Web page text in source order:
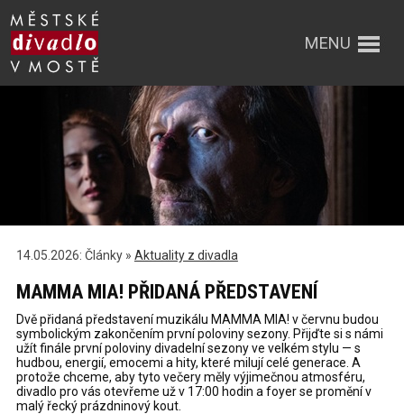
MENU
14.05.2026: Články » Aktuality z divadla
MAMMA MIA! PŘIDANÁ PŘEDSTAVENÍ
Dvě přidaná představení muzikálu MAMMA MIA! v červnu budou
symbolickým zakončením první poloviny sezony. Přijďte si s námi
užít finále první poloviny divadelní sezony ve velkém stylu — s
hudbou, energií, emocemi a hity, které milují celé generace. A
protože chceme, aby tyto večery měly výjimečnou atmosféru,
divadlo pro vás otevřeme už v 17:00 hodin a foyer se promění v
malý řecký prázdninový kout.